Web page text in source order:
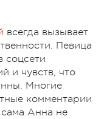
всегда вызывает
Певица
соцсети
и чувств, что
Многие
комментарии
Анна не